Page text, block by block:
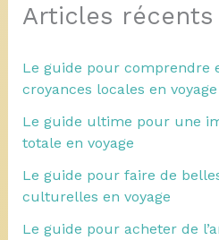
Articles récents
Le guide pour comprendre
croyances locales en voyage
Le guide ultime pour une
totale en voyage
Le guide pour faire de
culturelles en voyage
Le guide pour acheter de